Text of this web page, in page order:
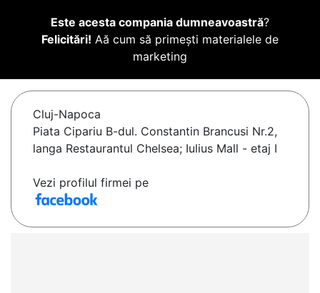
Este acesta compania dumneavoastră?
Felicitări! Aă cum să primești materialele de
marketing
Cluj-Napoca
Piata Cipariu B-dul. Constantin Brancusi Nr.2,
langa Restaurantul Chelsea; Iulius Mall - etaj I
Vezi profilul firmei pe